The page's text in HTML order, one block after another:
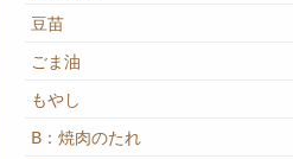
豆苗
ごま油
もやし
B：焼肉のたれ